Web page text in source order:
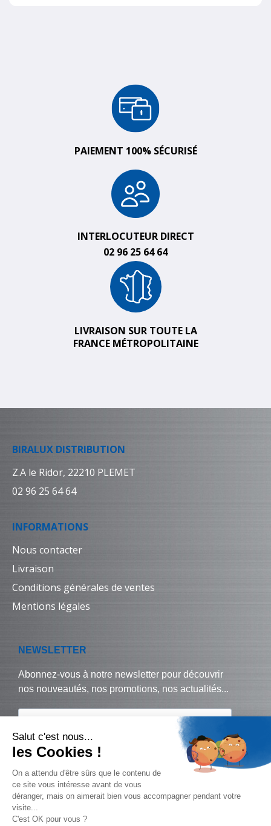
PAIEMENT 100% SÉCURISÉ
INTERLOCUTEUR DIRECT
02 96 25 64 64
LIVRAISON SUR TOUTE LA
FRANCE MÉTROPOLITAINE
BIRALUX DISTRIBUTION
Z.A le Ridor, 22210 PLEMET
02 96 25 64 64
INFORMATIONS
Nous contacter
Livraison
Conditions générales de ventes
Mentions légales
© Biralux – tous droits réservés - 2024